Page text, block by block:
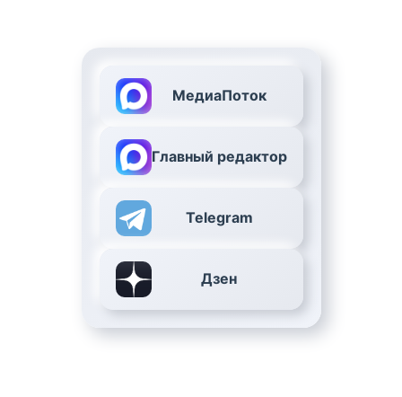
МедиаПоток
Главный редактор
Telegram
Дзен